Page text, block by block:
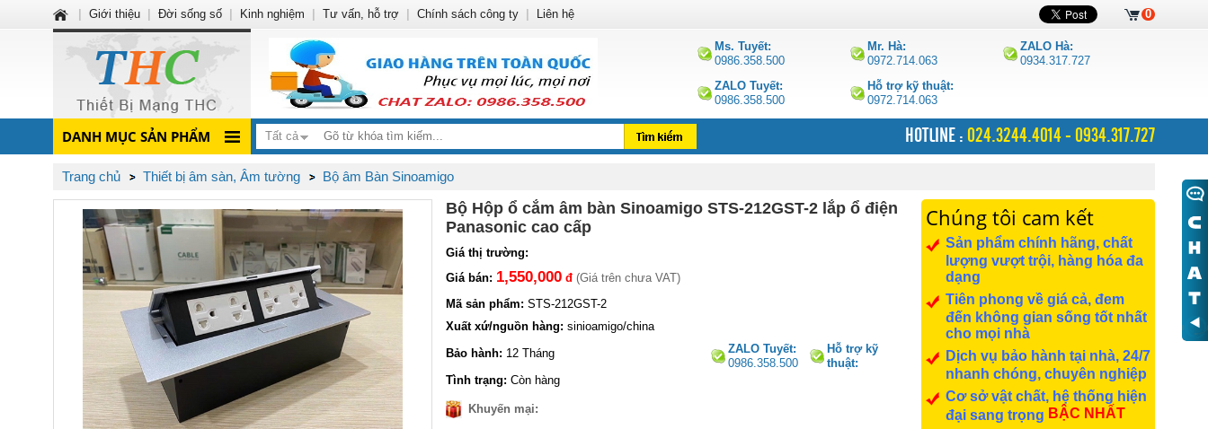
Ms. Tuyết:
0986.358.500
Mr. Hà:
0972.714.063
ZALO Hà:
0934.317.727
ZALO Tuyết:
0986.358.500
Hỗ trợ kỹ thuật:
0972.714.063
DANH MỤC SẢN PHẨM Tất cả HOTLINE : 024.3244.4014 - 0934.317.727
Trang chủ Thiết bị âm sàn, Âm tường Bộ âm Bàn Sinoamigo
Bộ Hộp ổ cắm âm bàn Sinoamigo STS-212GST-2 lắp ổ điện
Panasonic cao cấp
Giá thị trường:
Giá bán: 1,550,000 đ (Giá trên chưa VAT)
Mã sản phẩm: STS-212GST-2
Xuất xứ/nguồn hàng: sinioamigo/china
ZALO Tuyết:
0986.358.500
Hỗ trợ kỹ
thuật:
Bảo hành: 12 Tháng
Tình trạng: Còn hàng
Khuyến mại:
Chúng tôi cam kết
Sản phẩm chính hãng, chất
lượng vượt trội, hàng hóa đa
dạng
Tiên phong về giá cả, đem
đến không gian sống tốt nhất
cho mọi nhà
Dịch vụ bảo hành tại nhà, 24/7
nhanh chóng, chuyên nghiệp
Cơ sở vật chất, hệ thống hiện
đại sang trọng BẬC NHẤT
0
Giới thiệu Đời sống số Kinh nghiệm Tư vấn, hỗ trợ Chính sách công ty Liên hệ